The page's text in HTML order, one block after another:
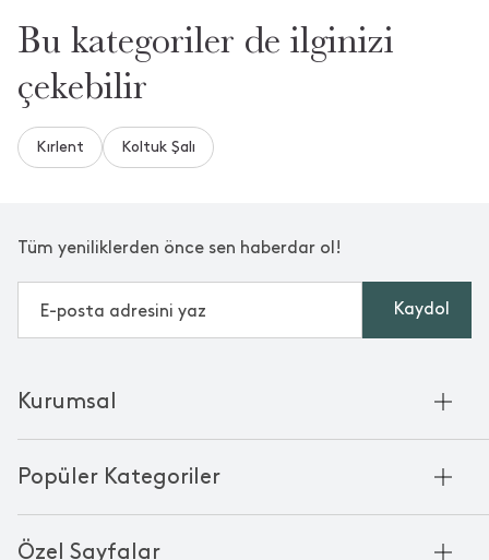
Bu kategoriler de ilginizi
çekebilir
Kırlent Koltuk Şalı
Tüm yeniliklerden önce sen haberdar ol!
Kaydol
Popüler Kategoriler
Bornoz
Özel Sayfalar
Kurumsal
Kurumsal Satış
Chakra Manifesto